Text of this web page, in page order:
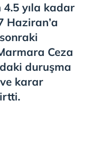
4.5 yıla kadar
Haziran’a
Ceza
duruşma
karar